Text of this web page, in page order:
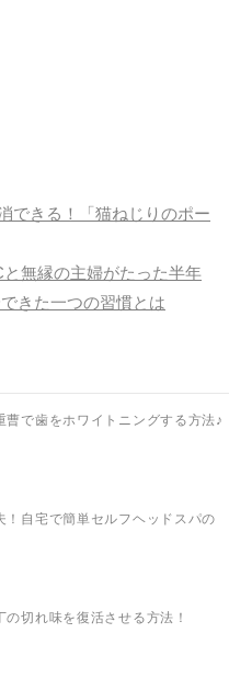
できる！「猫ねじりのポー
無縁の主婦がたった半年
きた一つの習慣とは
で歯をホワイトニングする方法♪
！自宅で簡単セルフヘッドスパの
切れ味を復活させる方法！